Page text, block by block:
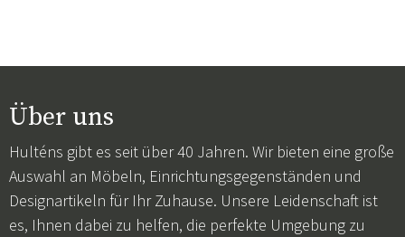
Über uns
Hulténs gibt es seit über 40 Jahren. Wir bieten eine große
Auswahl an Möbeln, Einrichtungsgegenständen und
Designartikeln für Ihr Zuhause. Unsere Leidenschaft ist
es, Ihnen dabei zu helfen, die perfekte Umgebung zu